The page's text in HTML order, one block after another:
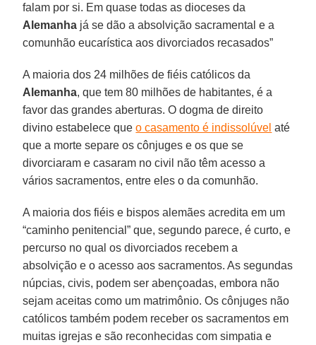
falam por si. Em quase todas as dioceses da
Alemanha já se dão a absolvição sacramental e a
comunhão eucarística aos divorciados recasados”
A maioria dos 24 milhões de fiéis católicos da
Alemanha, que tem 80 milhões de habitantes, é a
favor das grandes aberturas. O dogma de direito
divino estabelece queo casamento é indissolúvel até
que a morte separe os cônjuges e os que se
divorciaram e casaram no civil não têm acesso a
vários sacramentos, entre eles o da comunhão.
A maioria dos fiéis e bispos alemães acredita em um
“caminho penitencial” que, segundo parece, é curto, e
percurso no qual os divorciados recebem a
absolvição e o acesso aos sacramentos. As segundas
núpcias, civis, podem ser abençoadas, embora não
sejam aceitas como um matrimônio. Os cônjuges não
católicos também podem receber os sacramentos em
muitas igrejas e são reconhecidas com simpatia e